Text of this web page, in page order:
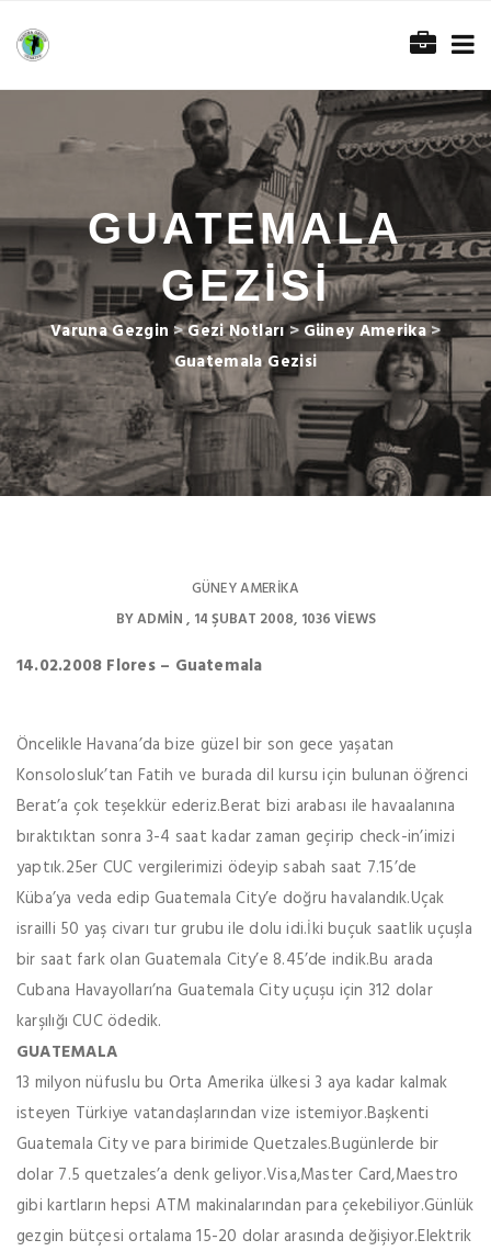
GUATEMALA
GEZISI
Varuna Gezgin >Gezi Notları>Güney Amerika>
Guatemala Gezisi
GÜNEY AMERIKA
BYADMIN 14 ŞUBAT 2008 1036 VIEWS
14.02.2008 Flores – Guatemala
Öncelikle Havana’da bize güzel bir son gece yaşatan
Konsolosluk’tan Fatih ve burada dil kursu için bulunan öğrenci
Berat’a çok teşekkür ederiz.Berat bizi arabası ile havaalanına
bıraktıktan sonra 3-4 saat kadar zaman geçirip check-in’imizi
yaptık.25er CUC vergilerimizi ödeyip sabah saat 7.15’de
Küba’ya veda edip Guatemala City’e doğru havalandık.Uçak
israilli 50 yaş civarı tur grubu ile dolu idi.İki buçuk saatlik uçuşla
bir saat fark olan Guatemala City’e 8.45’de indik.Bu arada
Cubana Havayolları’na Guatemala City uçuşu için 312 dolar
karşılığı CUC ödedik.
GUATEMALA
13 milyon nüfuslu bu Orta Amerika ülkesi 3 aya kadar kalmak
isteyen Türkiye vatandaşlarından vize istemiyor.Başkenti
Guatemala City ve para birimide Quetzales.Bugünlerde bir
dolar 7.5 quetzales’a denk geliyor.Visa,Master Card,Maestro
gibi kartların hepsi ATM makinalarından para çekebiliyor.Günlük
gezgin bütçesi ortalama 15-20 dolar arasında değişiyor.Elektrik